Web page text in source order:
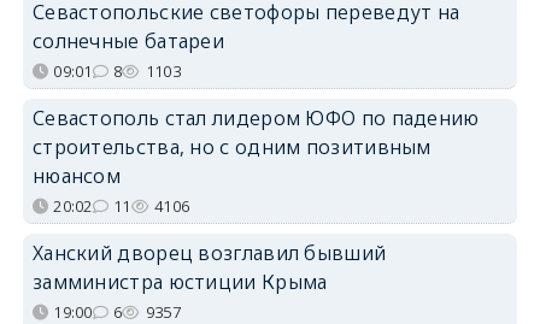
Севастопольские светофоры переведут на
солнечные батареи
09:01 8 1103
Севастополь стал лидером ЮФО по падению
строительства, но с одним позитивным
нюансом
20:02 11 4106
Ханский дворец возглавил бывший
замминистра юстиции Крыма
19:00 6 9357